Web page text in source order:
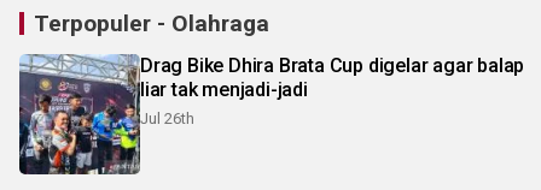
Terpopuler - Olahraga
Drag Bike Dhira Brata Cup digelar agar balap
liar tak menjadi-jadi
Jul 26th